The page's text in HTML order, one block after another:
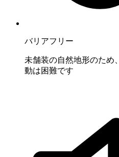
バリアフリー
未舗装の自然地形のため
動は困難です